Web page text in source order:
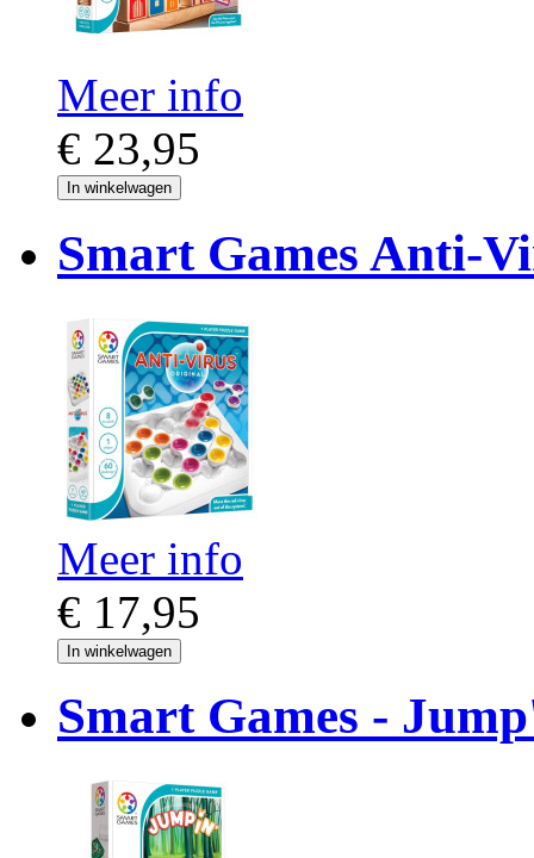
Meer info
€ 23,95
In winkelwagen
Smart Games Anti-
Meer info
€ 17,95
In winkelwagen
Smart Games -